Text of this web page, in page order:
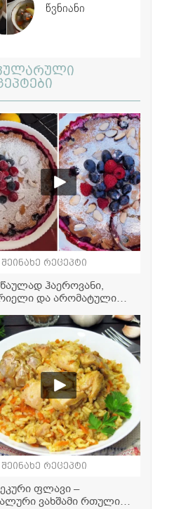
წვნიანი
შეინახე რეცეპტი
ჰაეროვანი,
და არომატული
ძალიან მარტივად
- მკითხველის
შეინახე რეცეპტი
ფლავი –
ვახშამი რთული